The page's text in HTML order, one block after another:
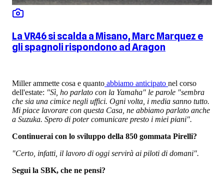
La VR46 si scalda a Misano, Marc Marquez e
gli spagnoli rispondono ad Aragon
Miller ammette cosa e quanto abbiamo anticipato nel corso
dell'estate: "Sì, ho parlato con la Yamaha" le parole "sembra
che sia una cimice negli uffici. Ogni volta, i media sanno tutto.
Mi piace lavorare con questa Casa, ne abbiamo parlato anche
a Suzuka. Spero di poter comunicare presto i miei piani".
Continuerai con lo sviluppo della 850 gommata Pirelli?
"Certo, infatti, il lavoro di oggi servirà ai piloti di domani".
Segui la SBK, che ne pensi?